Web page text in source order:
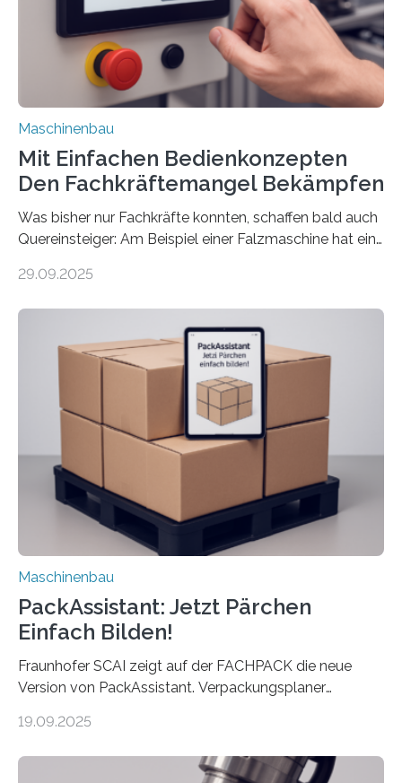
Maschinenbau
Mit Einfachen Bedienkonzepten
Den Fachkräftemangel Bekämpfen
Was bisher nur Fachkräfte konnten, schaffen bald auch
Quereinsteiger: Am Beispiel einer Falzmaschine hat ein
Mensch-Maschine-Schnittstelle so sehr vereinfacht,
Die zugrunde liegende Methodik lässt sich auf alle
anderen Maschinen übertragen. Eine Falzmaschine
umzurüsten ist ein Job für echte Profis. Eine solche
Maschine faltet in Druckereien Broschüren, Prospekte,
Landkarten und vieles mehr – mehrere Zehntausend
Exemplare pro Stunde. Je nach Maschinentyp und
Auftrag kann das Umrüsten…
29.09.2025
Maschinenbau
PackAssistant: Jetzt Pärchen
Einfach Bilden!
Fraunhofer SCAI zeigt auf der FACHPACK die neue
Version von PackAssistant. Verpackungsplaner
Automobil, Maschinenbau und in der Zulieferindustrie.
Teile als eine Einheit verpacken. Die Anordnung kann
19.09.2025